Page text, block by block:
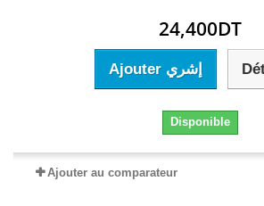
24,400DT
Ajouter إشري
Disponible
Ajouter au comparateur